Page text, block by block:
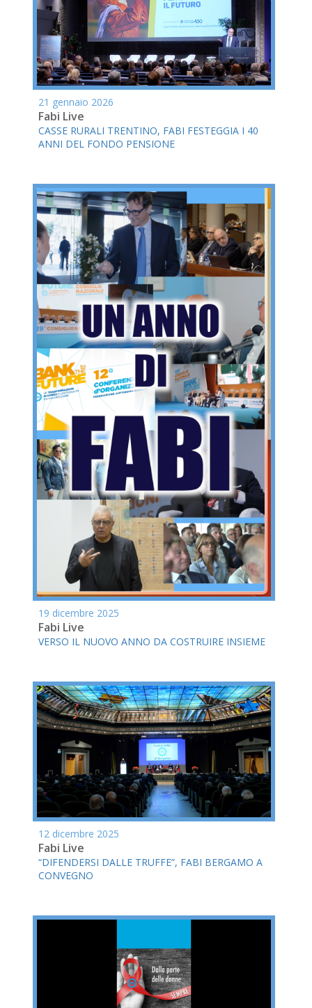
21 gennaio 2026
Fabi Live
CASSE RURALI TRENTINO, FABI FESTEGGIA I 40
ANNI DEL FONDO PENSIONE
19 dicembre 2025
Fabi Live
VERSO IL NUOVO ANNO DA COSTRUIRE INSIEME
12 dicembre 2025
Fabi Live
“DIFENDERSI DALLE TRUFFE”, FABI BERGAMO A
CONVEGNO